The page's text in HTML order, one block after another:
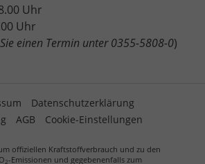
Uhr
Uhr
einen Termin unter 0355-5808-0)
Datenschutzerklärung
AGB Cookie-Einstellungen
offiziellen Kraftstoffverbrauch und zu den
2-Emissionen und gegebenenfalls zum